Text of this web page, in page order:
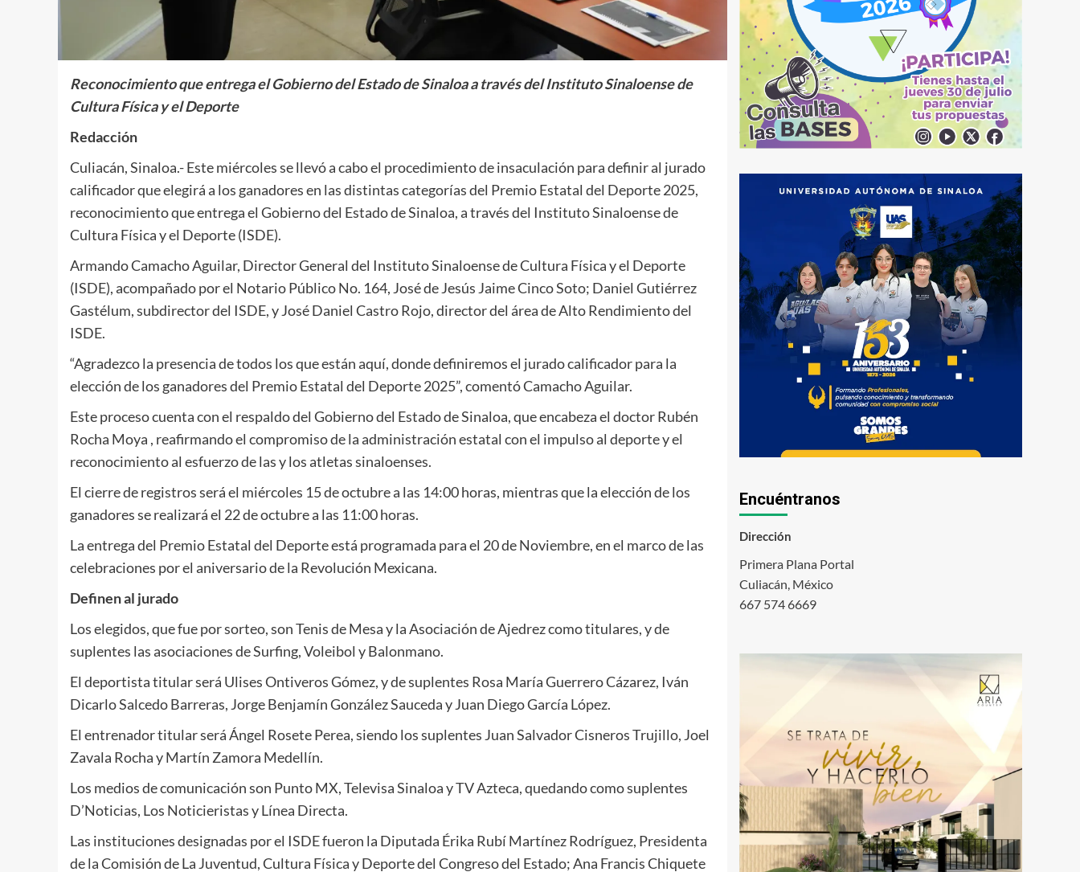
Reconocimiento que entrega el Gobierno del Estado de Sinaloa a través del Instituto Sinaloense de
Cultura Física y el Deporte
Redacción
Culiacán, Sinaloa.- Este miércoles se llevó a cabo el procedimiento de insaculación para definir al jurado
calificador que elegirá a los ganadores en las distintas categorías del Premio Estatal del Deporte 2025,
reconocimiento que entrega el Gobierno del Estado de Sinaloa, a través del Instituto Sinaloense de
Cultura Física y el Deporte (ISDE).
Armando Camacho Aguilar, Director General del Instituto Sinaloense de Cultura Física y el Deporte
(ISDE), acompañado por el Notario Público No. 164, José de Jesús Jaime Cinco Soto; Daniel Gutiérrez
Gastélum, subdirector del ISDE, y José Daniel Castro Rojo, director del área de Alto Rendimiento del
ISDE.
“Agradezco la presencia de todos los que están aquí, donde definiremos el jurado calificador para la
elección de los ganadores del Premio Estatal del Deporte 2025”, comentó Camacho Aguilar.
Este proceso cuenta con el respaldo del Gobierno del Estado de Sinaloa, que encabeza el doctor Rubén
Rocha Moya , reafirmando el compromiso de la administración estatal con el impulso al deporte y el
reconocimiento al esfuerzo de las y los atletas sinaloenses.
El cierre de registros será el miércoles 15 de octubre a las 14:00 horas, mientras que la elección de los
ganadores se realizará el 22 de octubre a las 11:00 horas.
La entrega del Premio Estatal del Deporte está programada para el 20 de Noviembre, en el marco de las
celebraciones por el aniversario de la Revolución Mexicana.
Definen al jurado
Los elegidos, que fue por sorteo, son Tenis de Mesa y la Asociación de Ajedrez como titulares, y de
suplentes las asociaciones de Surfing, Voleibol y Balonmano.
El deportista titular será Ulises Ontiveros Gómez, y de suplentes Rosa María Guerrero Cázarez, Iván
Dicarlo Salcedo Barreras, Jorge Benjamín González Sauceda y Juan Diego García López.
El entrenador titular será Ángel Rosete Perea, siendo los suplentes Juan Salvador Cisneros Trujillo, Joel
Zavala Rocha y Martín Zamora Medellín.
Los medios de comunicación son Punto MX, Televisa Sinaloa y TV Azteca, quedando como suplentes
D’Noticias, Los Noticieristas y Línea Directa.
Las instituciones designadas por el ISDE fueron la Diputada Érika Rubí Martínez Rodríguez, Presidenta
de la Comisión de La Juventud, Cultura Física y Deporte del Congreso del Estado; Ana Francis Chiquete
Encuéntranos
Dirección
Primera Plana Portal
Culiacán, México
667 574 6669